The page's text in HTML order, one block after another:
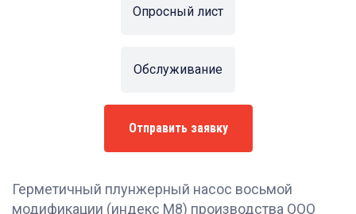
Опросный лист
Обслуживание
Отправить заявку
Герметичный плунжерный насос восьмой
модификации (индекс М8) производства ООО